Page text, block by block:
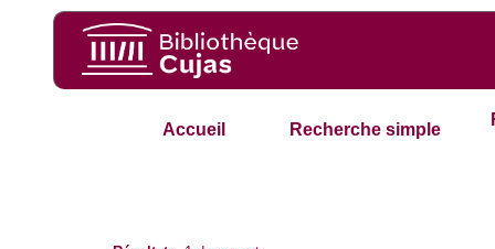
Accueil Recherche simple